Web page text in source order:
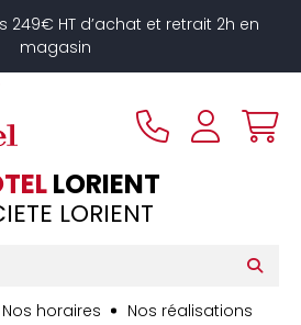
249€ HT d’achat et retrait 2h en
magasin
LORIENT
LORIENT
Nos horaires Nos réalisations
cookies